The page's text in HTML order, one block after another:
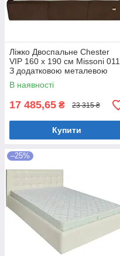
Ліжко Двоспальне Chester
VIP 160 х 190 см Missoni 011
З додатковою металевою
цільнозварною рамою
Темно-коричневий
В наявності
17 485,65 ₴ 23 315 ₴
Купити
–25%